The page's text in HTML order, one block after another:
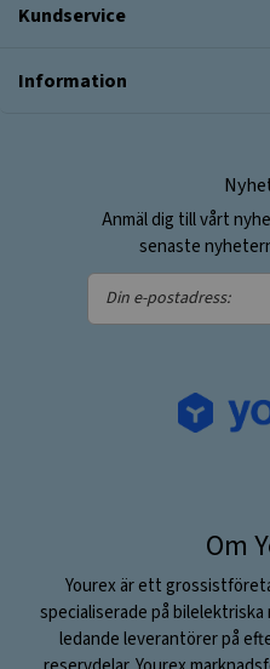
Kundservice
Information
Anmäl dig till vårt
senaste
Din
e-
Om
Yourex är ett
specialiserade på bilelektriska
ledande leverantörer på